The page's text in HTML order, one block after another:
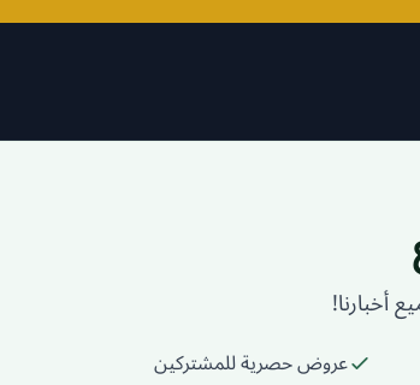
أخبارنا!
عروض حصرية للمشتركين